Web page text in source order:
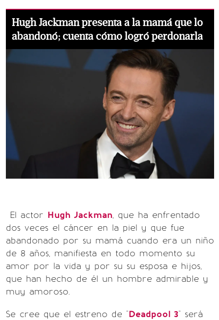
Hugh Jackman presenta a la mamá que lo
abandonó; cuenta cómo logró perdonarla
El actor Hugh Jackman, que ha enfrentado
dos veces el cáncer en la piel y que fue
abandonado por su mamá cuando era un niño
de 8 años, manifiesta en todo momento su
amor por la vida y por su su esposa e hijos,
que han hecho de él un hombre admirable y
muy amoroso.
Se cree que el estreno de "Deadpool 3" será